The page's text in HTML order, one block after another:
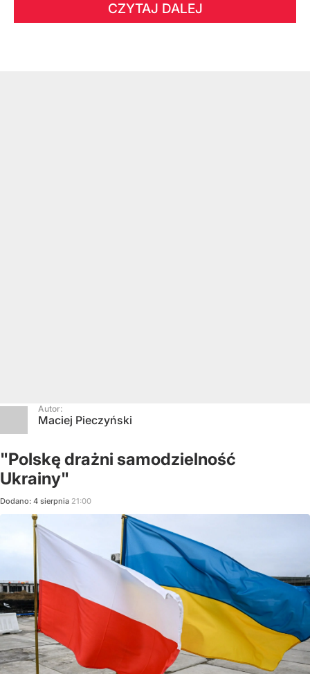
CZYTAJ DALEJ
Autor:
Maciej Pieczyński
"Polskę drażni samodzielność
Ukrainy"
Dodano: 4 sierpnia 21:00